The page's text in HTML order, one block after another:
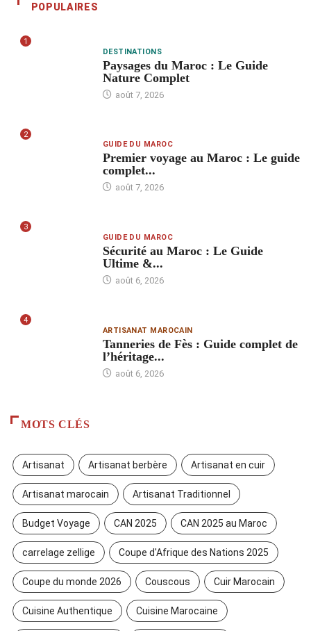
POPULAIRES
1
DESTINATIONS
Paysages du Maroc : Le Guide
Nature Complet
août 7, 2026
2
GUIDE DU MAROC
Premier voyage au Maroc : Le guide
complet...
août 7, 2026
3
GUIDE DU MAROC
Sécurité au Maroc : Le Guide
Ultime &...
août 6, 2026
4
ARTISANAT MAROCAIN
Tanneries de Fès : Guide complet de
l’héritage...
août 6, 2026
MOTS CLÉS
Artisanat Artisanat berbère Artisanat en cuir
Artisanat marocain Artisanat Traditionnel
Budget Voyage CAN 2025 CAN 2025 au Maroc
carrelage zellige Coupe d'Afrique des Nations 2025
Coupe du monde 2026 Couscous Cuir Marocain
Cuisine Authentique Cuisine Marocaine